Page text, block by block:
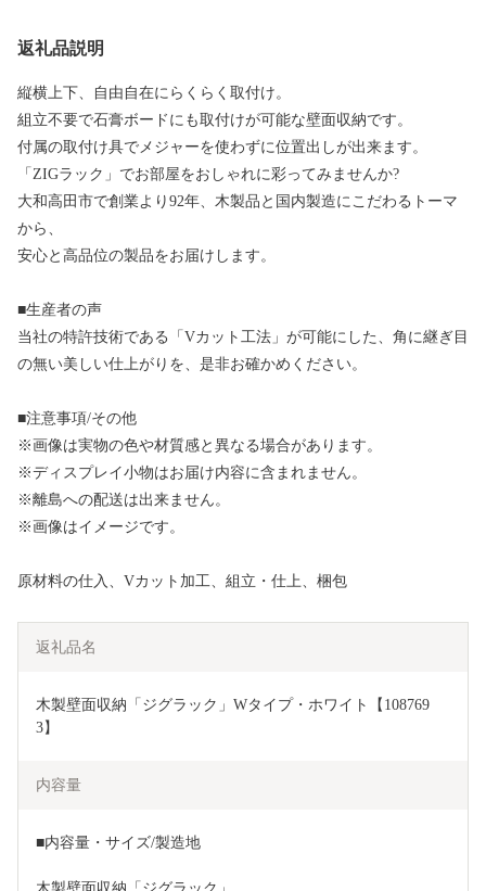
返礼品説明
縦横上下、自由自在にらくらく取付け。
組立不要で石膏ボードにも取付けが可能な壁面収納です。
付属の取付け具でメジャーを使わずに位置出しが出来ます。
「ZIGラック」でお部屋をおしゃれに彩ってみませんか?
大和高田市で創業より92年、木製品と国内製造にこだわるトーマ
から、
安心と高品位の製品をお届けします。
■生産者の声
当社の特許技術である「Vカット工法」が可能にした、角に継ぎ目
の無い美しい仕上がりを、是非お確かめください。
■注意事項/その他
※画像は実物の色や材質感と異なる場合があります。
※ディスプレイ小物はお届け内容に含まれません。
※離島への配送は出来ません。
※画像はイメージです。
原材料の仕入、Vカット加工、組立・仕上、梱包
返礼品名
木製壁面収納「ジグラック」Wタイプ・ホワイト【108769
3】
内容量
■内容量・サイズ/製造地